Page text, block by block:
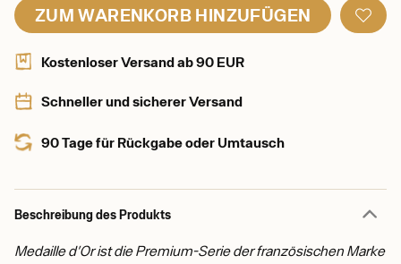
ZUM WARENKORB HINZUFÜGEN
Kostenloser Versand ab 90 EUR
Schneller und sicherer Versand
90 Tage für Rückgabe oder Umtausch
Beschreibung des Produkts
Medaille d'Or ist die Premium-Serie der französischen Marke